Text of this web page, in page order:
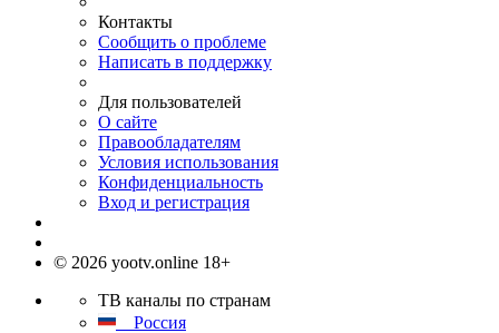
Контакты
Сообщить о проблеме
Написать в поддержку
Для пользователей
О сайте
Правообладателям
Условия использования
Конфиденциальность
Вход и регистрация
© 2026 yootv.online 18+
ТВ каналы по странам
Россия